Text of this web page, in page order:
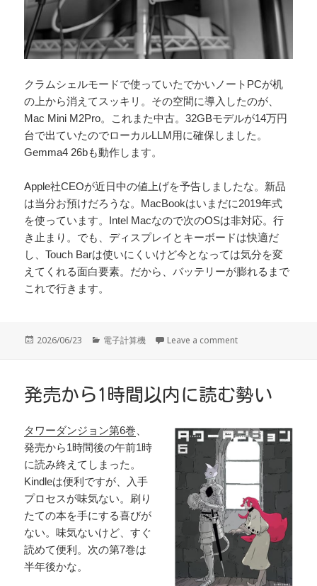
クラムシェルモードで使っていたでかいノートPCが机
の上から消えてスッキリ。その空間に導入したのが、
Mac Mini M2Pro。これまた中古。32GBモデルが14万円
台で出ていたのでローカルLLM用に確保しました。
Gemma4 26bも動作します。
Apple社CEOが近日中の値上げを予告しましたな。新品
は当分お預けだろうな。MacBookはいまだに2019年式
を使っています。Intel Macなので次のOSは非対応。行
き止まり。でも、ディスプレイとキーボードは快適だ
し、Touch Barは使いにくいけど今となっては気分を変
えてくれる面白要素。だから、バッテリーが膨れるまで
これで行きます。
投
2026/06/23
カ
ー
電子計算機 Leave a comment
発売から1時間以内に読む勢い
タワーダンジョン第6巻
発売から1時間後の午前1時
に読み終えてしまった。
Kindleは便利ですが、入手
プロセスが味気ない。刷り
たての本を手にする喜びが
ない。味気ないけど、すぐ
読めて便利。次の第7巻は
半年後かな。